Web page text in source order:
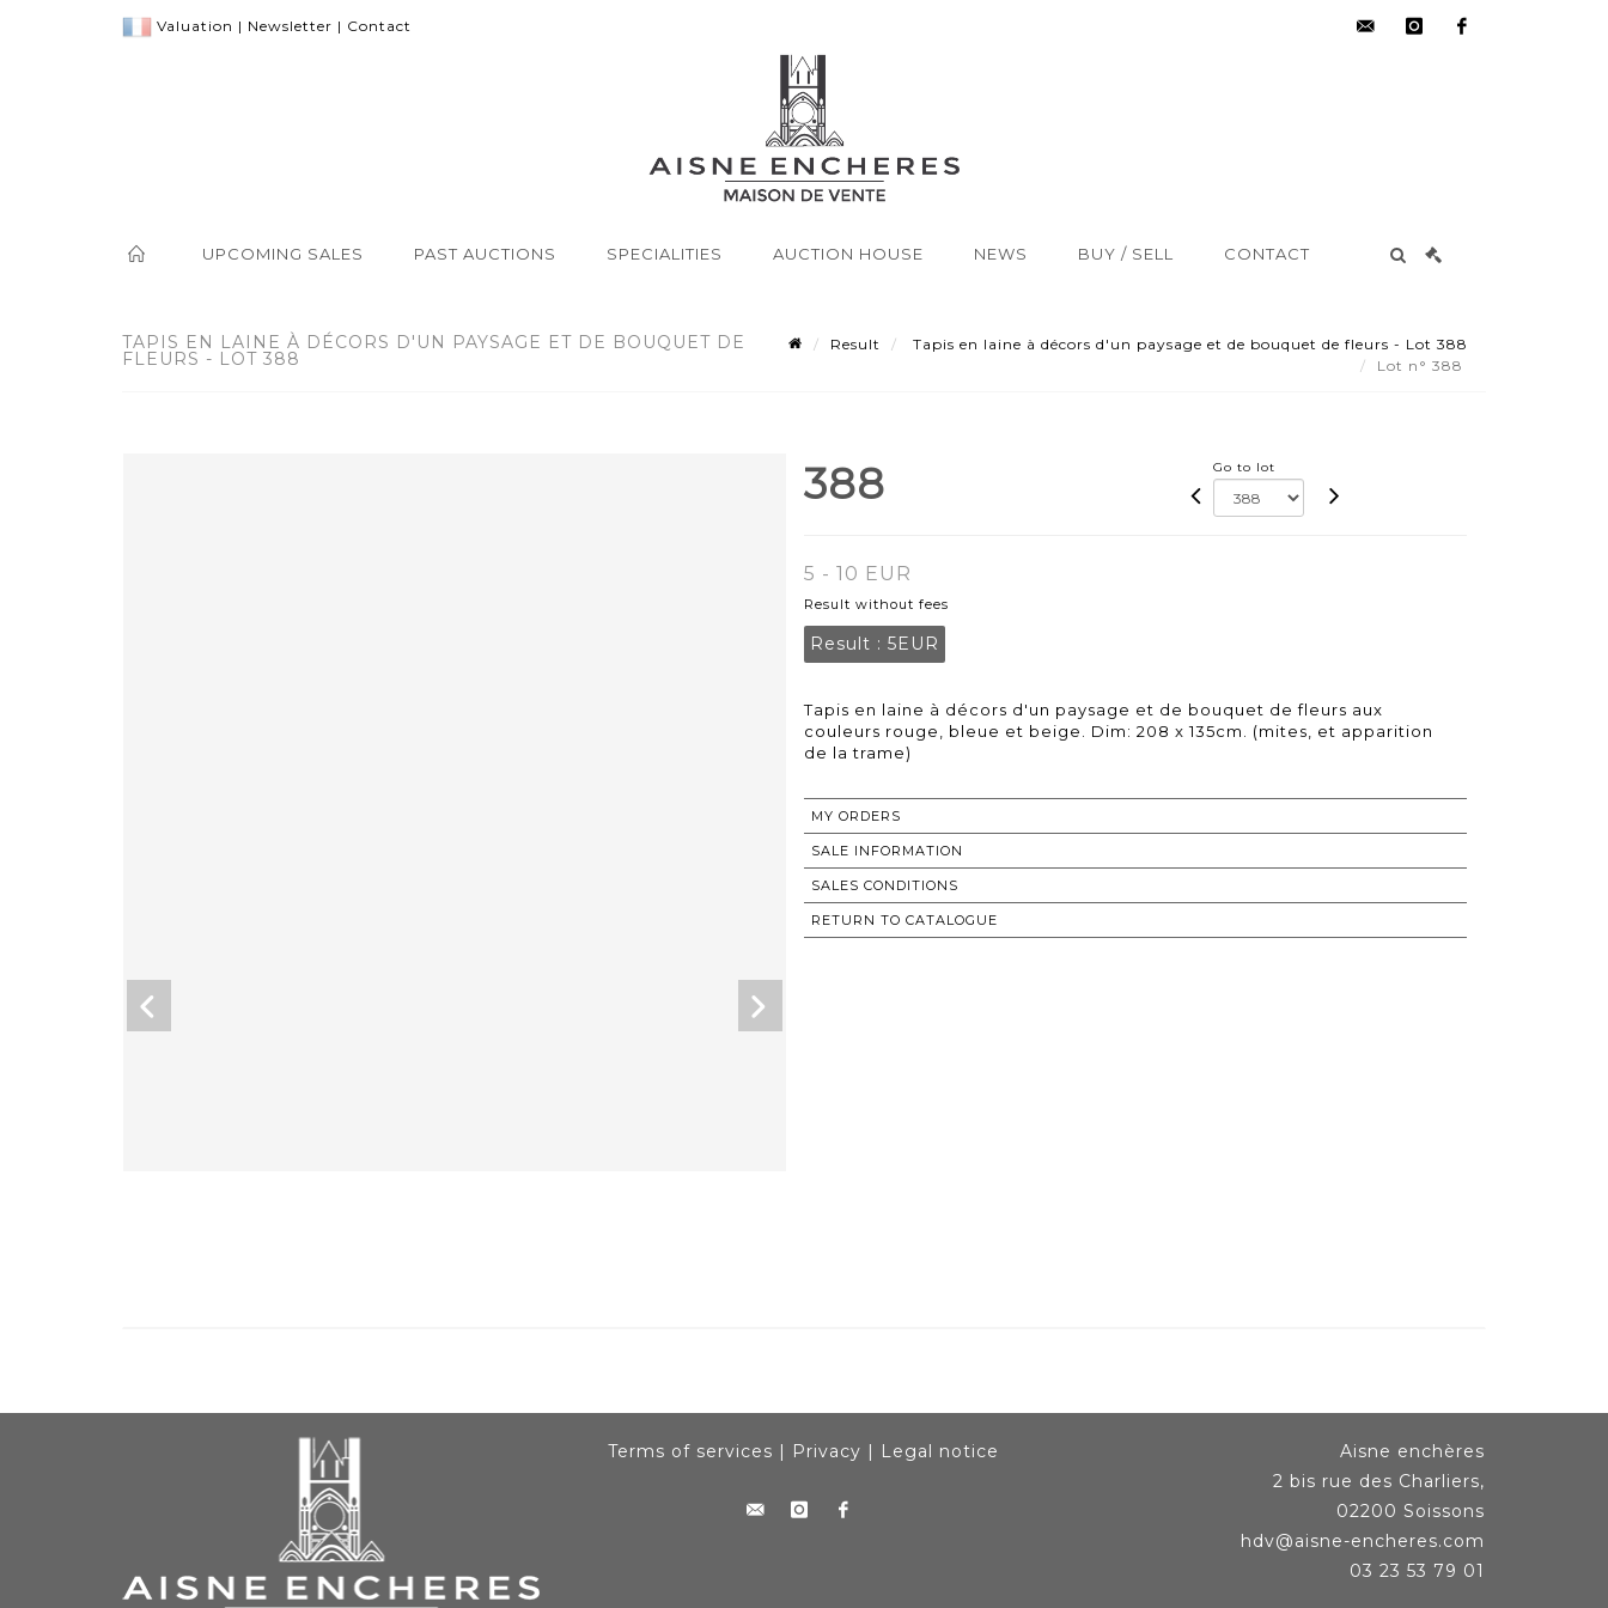
Valuation | Newsletter | Contact
UPCOMING SALES PAST AUCTIONS SPECIALITIES AUCTION HOUSE NEWS BUY / SELL CONTACT
TAPIS EN LAINE À DÉCORS D'UN PAYSAGE ET DE BOUQUET DE
FLEURS - LOT 388
Result
Tapis en laine à décors d'un paysage et de bouquet de fleurs - Lot 388
Lot n° 388
388 Go to lot
5 - 10 EUR
Result without fees
Result : 5EUR
Tapis en laine à décors d'un paysage et de bouquet de fleurs aux
couleurs rouge, bleue et beige. Dim: 208 x 135cm. (mites, et apparition
de la trame)
MY ORDERS
SALE INFORMATION
SALES CONDITIONS
RETURN TO CATALOGUE
Terms of services | Privacy | Legal notice
Aisne enchères
2 bis rue des Charliers,
02200 Soissons
hdv@aisne-encheres.com
03 23 53 79 01